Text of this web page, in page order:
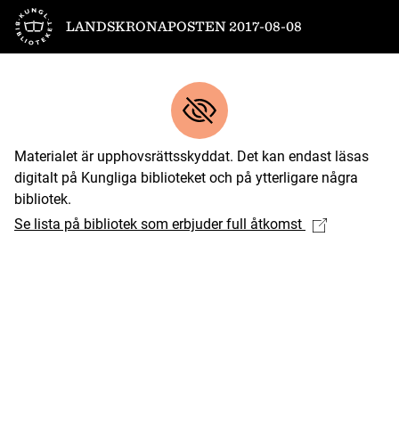
Till startsidan
LANDSKRONAPOSTEN 2017-08-08
Materialet är upphovsrättsskyddat. Det kan endast läsas
digitalt på Kungliga biblioteket och på ytterligare några
bibliotek.
Se lista på bibliotek som erbjuder full åtkomst